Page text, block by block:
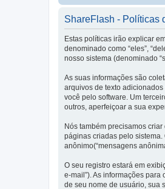
ShareFlash - Políticas
Estas políticas irão explicar
denominado como “eles”,
nosso sistema (denominado
As suas informações são
arquivos de texto
você pelo software. Um
outros, aperfeiçoar a sua
Nós também precisamos
páginas criadas pelo
anônimo(“mensagens
O seu registro estará em
e-mail”). As informações
de seu nome de usuário, sua